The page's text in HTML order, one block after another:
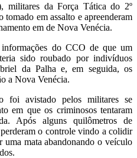
militares da Força Tática do 2º
em assalto e apreenderam
em de Nova Venécia.
do CCO de que um
sido roubado por indivíduos
da Palha e, em seguida, os
a Nova Venécia.
avistado pelos militares se
em que os criminosos tentaram
Após alguns quilômetros de
o controle vindo a colidir
mata abandonando o veículo